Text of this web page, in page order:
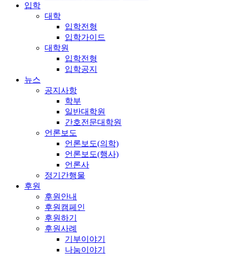
입학
대학
입학전형
입학가이드
대학원
입학전형
입학공지
뉴스
공지사항
학부
일반대학원
간호전문대학원
언론보도
언론보도(의학)
언론보도(행사)
언론사
정기간행물
후원
후원안내
후원캠페인
후원하기
후원사례
기부이야기
나눔이야기